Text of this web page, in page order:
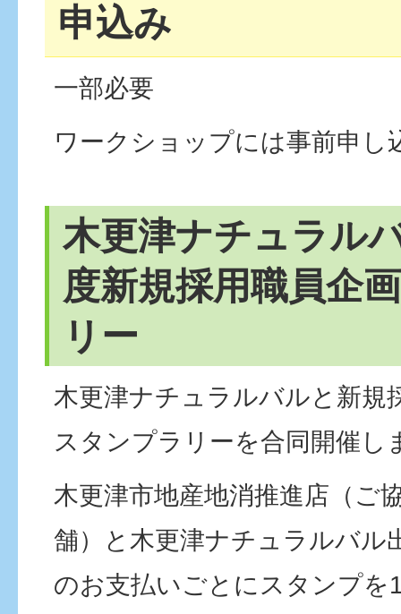
申込み
一部必要
ワークショップには事前申し
木更津ナチュラル
度新規採用職員企
リー
木更津ナチュラルバルと新規
スタンプラリーを合同開催し
木更津市地産地消推進店（ご
舗）と木更津ナチュラルバル
のお支払いごとにスタンプを